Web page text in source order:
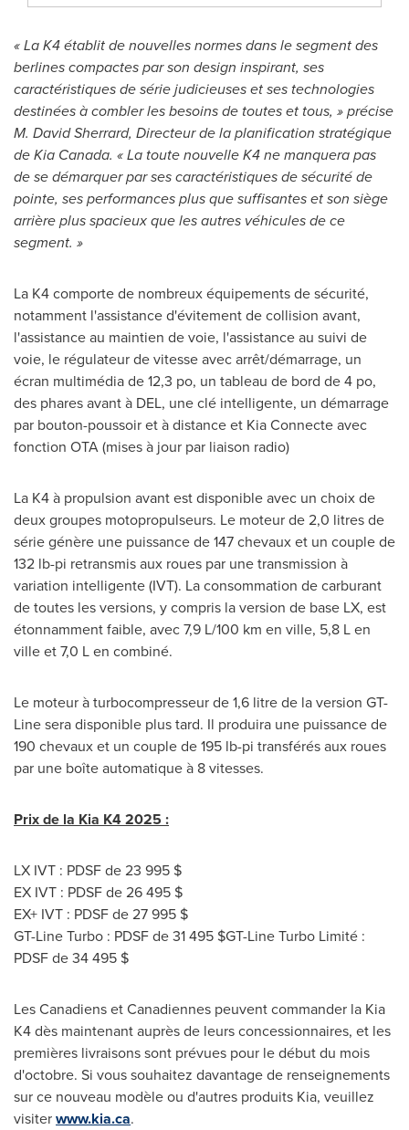
« La K4 établit de nouvelles normes dans le segment des
berlines compactes par son design inspirant, ses
caractéristiques de série judicieuses et ses technologies
destinées à combler les besoins de toutes et tous, » précise
M. David Sherrard, Directeur de la planification stratégique
deKia Canada. « La toute nouvelle K4 ne manquera pas
de se démarquer par ses caractéristiques de sécurité de
pointe, ses performances plus que suffisantes et son siège
arrière plus spacieux que les autres véhicules de ce
segment. »
La K4 comporte de nombreux équipements de sécurité,
notamment l'assistance d'évitement de collision avant,
l'assistance au maintien de voie, l'assistance au suivi de
voie, le régulateur de vitesse avec arrêt/démarrage, un
écran multimédia de 12,3 po, un tableau de bord de 4 po,
des phares avant à DEL, une clé intelligente, un démarrage
par bouton-poussoir et à distance et Kia Connecte avec
fonction OTA (mises à jour par liaison radio)
La K4 à propulsion avant est disponible avec un choix de
deux groupes motopropulseurs. Le moteur de 2,0 litres de
série génère une puissance de 147 chevaux et un couple de
132 lb-pi retransmis aux roues par une transmission à
variation intelligente (IVT). La consommation de carburant
de toutes les versions, y compris la version de base LX, est
étonnamment faible, avec 7,9 L/100 km en ville, 5,8 L en
ville et 7,0 L en combiné.
Le moteur à turbocompresseur de 1,6 litre de la version GT-
Line sera disponible plus tard. Il produira une puissance de
190 chevaux et un couple de 195 lb-pi transférés aux roues
par une boîte automatique à 8 vitesses.
Prix de la Kia K4 2025 :
LX IVT : PDSF de 23 995 $
EX IVT : PDSF de 26 495 $
EX+ IVT : PDSF de 27 995 $
GT-Line Turbo : PDSF de 31 495 $GT-Line Turbo Limité :
PDSF de 34 495 $
Les Canadiens et Canadiennes peuvent commander la Kia
K4 dès maintenant auprès de leurs concessionnaires, et les
premières livraisons sont prévues pour le début du mois
d'octobre. Si vous souhaitez davantage de renseignements
sur ce nouveau modèle ou d'autres produits Kia, veuillez
visiterwww.kia.ca.